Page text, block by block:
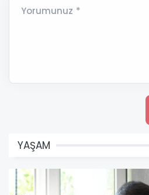
Yorumunuz *
YAŞAM